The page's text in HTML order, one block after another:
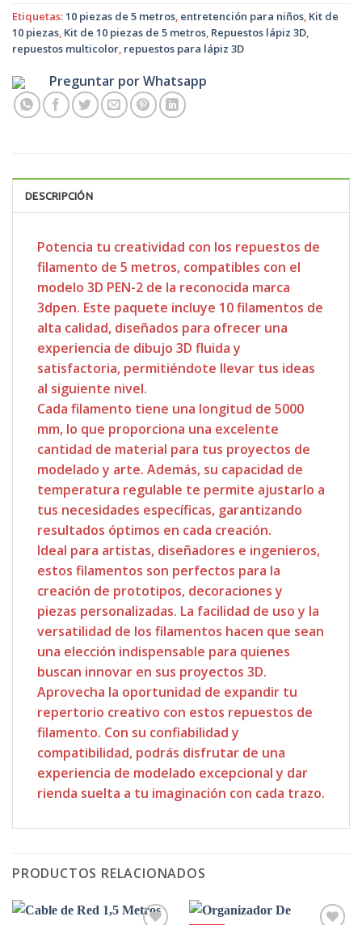
Etiquetas:10 piezas de 5 metros, entretención para niños, Kit de
10 piezas, Kit de 10 piezas de 5 metros, Repuestos lápiz 3D,
repuestos multicolor, repuestos para lápiz 3D
Preguntar por Whatsapp
DESCRIPCIÓN
Potencia tu creatividad con los repuestos de
filamento de 5 metros, compatibles con el
modelo 3D PEN-2 de la reconocida marca
3dpen. Este paquete incluye 10 filamentos de
alta calidad, diseñados para ofrecer una
experiencia de dibujo 3D fluida y
satisfactoria, permitiéndote llevar tus ideas
al siguiente nivel.
Cada filamento tiene una longitud de 5000
mm, lo que proporciona una excelente
cantidad de material para tus proyectos de
modelado y arte. Además, su capacidad de
temperatura regulable te permite ajustarlo a
tus necesidades específicas, garantizando
resultados óptimos en cada creación.
Ideal para artistas, diseñadores e ingenieros,
estos filamentos son perfectos para la
creación de prototipos, decoraciones y
piezas personalizadas. La facilidad de uso y la
versatilidad de los filamentos hacen que sean
una elección indispensable para quienes
buscan innovar en sus proyectos 3D.
Aprovecha la oportunidad de expandir tu
repertorio creativo con estos repuestos de
filamento. Con su confiabilidad y
compatibilidad, podrás disfrutar de una
experiencia de modelado excepcional y dar
rienda suelta a tu imaginación con cada trazo.
PRODUCTOS RELACIONADOS